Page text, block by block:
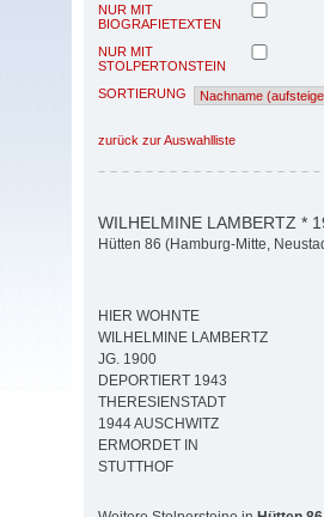
NUR MIT
BIOGRAFIETEXTEN
NUR MIT
STOLPERTONSTEIN
SORTIERUNG
zurück zur Auswahlliste
WILHELMINE LAMBERTZ *
Hütten 86 (Hamburg-Mitte,
HIER WOHNTE
WILHELMINE LAMBERTZ
JG. 1900
DEPORTIERT 1943
THERESIENSTADT
1944 AUSCHWITZ
ERMORDET IN
STUTTHOF